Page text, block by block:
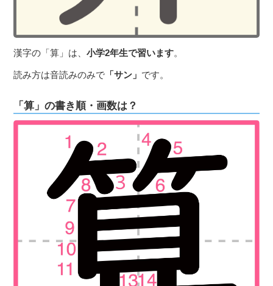
漢字の「算」は、小学2年生で習います。
読み方は音読みのみで 「サン」 です。
「算」の書き順・画数は？